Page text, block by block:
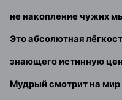
не накопление чужих
Это абсолютная
знающего истинную
Мудрый смотрит на мир